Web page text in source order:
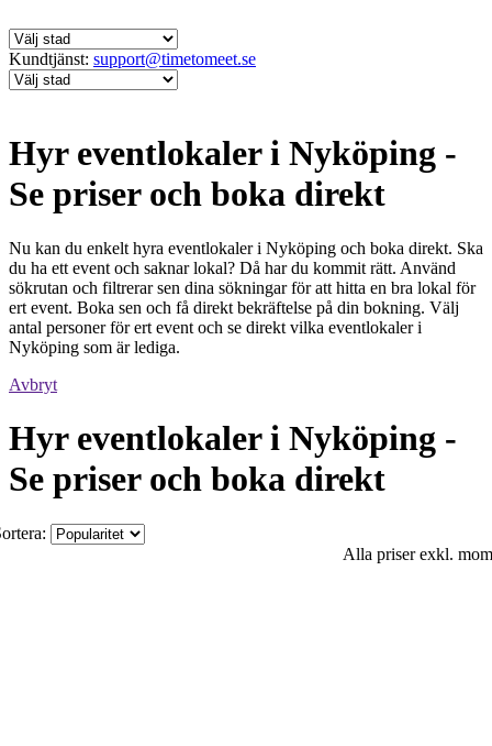
Kundtjänst: support@timetomeet.se
Hyr eventlokaler i Nyköping -
Se priser och boka direkt
Nu kan du enkelt hyra eventlokaler i Nyköping och boka direkt. Ska
du ha ett event och saknar lokal? Då har du kommit rätt. Använd
sökrutan och filtrerar sen dina sökningar för att hitta en bra lokal för
ert event. Boka sen och få direkt bekräftelse på din bokning. Välj
antal personer för ert event och se direkt vilka eventlokaler i
Nyköping som är lediga.
Avbryt
Hyr eventlokaler i Nyköping -
Se priser och boka direkt
Alla priser exkl.